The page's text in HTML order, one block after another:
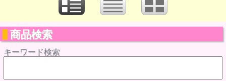
商品検索
キーワード検索